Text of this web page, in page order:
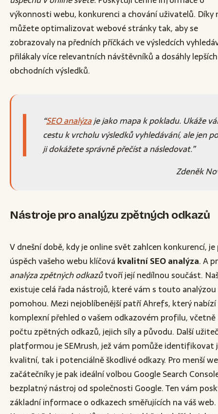
výkonnosti webu, konkurenci a chování uživatelů. Díky
můžete optimalizovat webové stránky tak, aby se
zobrazovaly na předních příčkách ve výsledcích
přilákaly více relevantních návštěvníků a dosáhly lepších
obchodních výsledků.
SEO analýzaje jako mapa k pokladu. Ukáže
cestu k vrcholu výsledků vyhledávání, ale jen
ji dokážete správně přečíst a následovat.
Zdeněk
Nástroje pro analýzu zpětných odkazů
V dnešní době, kdy je online svět zahlcen konkurencí, je
úspěch vašeho webu klíčová kvalitní SEO analýza. A
analýza zpětných odkazůtvoří její nedílnou součást.
existuje celá řada nástrojů, které vám s touto analýzou
pomohou. Mezi nejoblíbenější patří Ahrefs, který nabízí
komplexní přehled o vašem odkazovém profilu, včetně
počtu zpětných odkazů, jejich síly a původu. Další
platformou je SEMrush, jež vám pomůže identifikovat
kvalitní, tak i potenciálně škodlivé odkazy. Pro menší
začátečníky je pak ideální volbou Google Search
bezplatný nástroj od společnosti Google. Ten vám
základní informace o odkazech směřujících na váš web.